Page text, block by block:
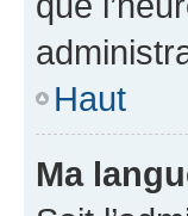
Haut
Ma